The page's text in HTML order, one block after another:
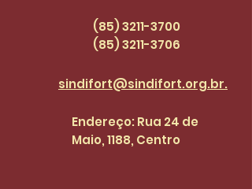
(85) 3211-3700
(85) 3211-3706
sindifort@sindifort.org.br.
Endereço: Rua 24 de
Maio, 1188, Centro